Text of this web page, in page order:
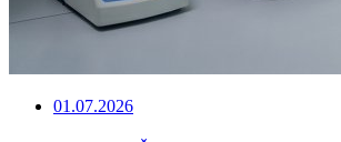
01.07.2026